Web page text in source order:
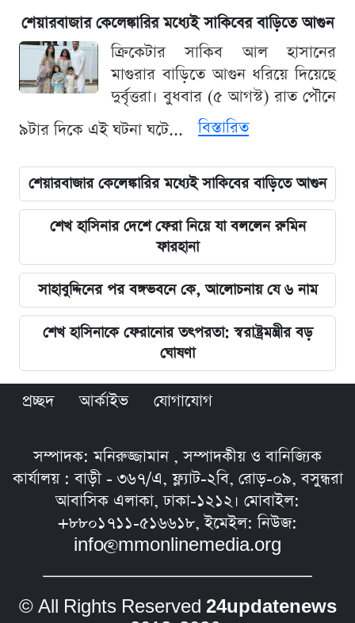
শেয়ারবাজার কেলেঙ্কারির মধ্যেই সাকিবের বাড়িতে আগুন
ক্রিকেটার সাকিব আল হাসানের
মাগুরার বাড়িতে আগুন ধরিয়ে দিয়েছে
দুর্বৃত্তরা। বুধবার (৫ আগস্ট) রাত পৌনে
৯টার দিকে এই ঘটনা ঘটে...
বিস্তারিত
শেয়ারবাজার কেলেঙ্কারির মধ্যেই সাকিবের বাড়িতে আগুন
শেখ হাসিনার দেশে ফেরা নিয়ে যা বললেন রুমিন
ফারহানা
সাহাবুদ্দিনের পর বঙ্গভবনে কে, আলোচনায় যে ৬ নাম
শেখ হাসিনাকে ফেরানোর তৎপরতা: স্বরাষ্ট্রমন্ত্রীর বড়
ঘোষণা
প্রচ্ছদ আর্কাইভ যোগাযোগ
সম্পাদক: মনিরুজ্জামান , সম্পাদকীয় ও বানিজ্যিক
কার্যালয় : বাড়ী - ৩৬৭/এ, ফ্ল্যাট-২বি, রোড়-০৯, বসুন্ধরা
আবাসিক এলাকা, ঢাকা-১২১২। মোবাইল:
+৮৮০১৭১১-৫১৬৬১৮, ইমেইল: নিউজ:
info@mmonlinemedia.org
© All Rights Reserved 24updatenews